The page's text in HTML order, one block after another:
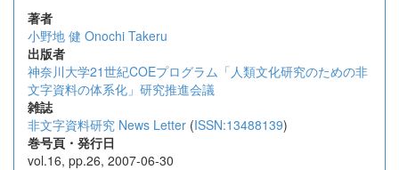
著者
小野地 健 Onochi Takeru
出版者
神奈川大学21世紀COEプログラム「人類文化研究のための非
文字資料の体系化」研究推進会議
雑誌
非文字資料研究 News Letter (ISSN:13488139)
巻号頁・発行日
vol.16, pp.26, 2007-06-30